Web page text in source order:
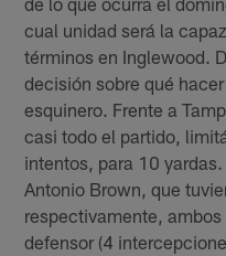
cual unidad será la
términos en Inglewood.
decisión sobre qué
esquinero. Frente a
casi todo el partido,
intentos, para 10
Antonio Brown, que
respectivamente, ambos
defensor (4